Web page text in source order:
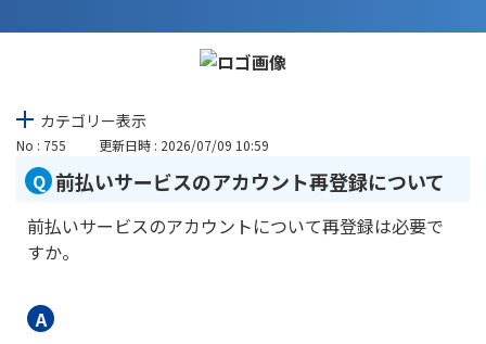
カテゴリー表示
No : 755 更新日時 : 2026/07/09 10:59
前払いサービスのアカウント再登録について
前払いサービスのアカウントについて再登録は必要で
すか。